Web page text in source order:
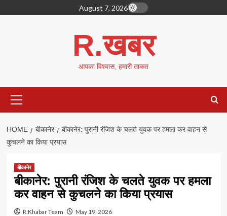
to
August 7, 2026
R.खबर
आपका विश्वास, हमारी ताकत
Menu
HOME बीकानेर
बीकानेर: पुरानी रंजिश के चलते युवक पर हमला कर वाहन से
कुचलने का किया प्रयास
बीकानेर
बीकानेर: पुरानी रंजिश के चलते युवक पर हमला
कर वाहन से कुचलने का किया प्रयास
R.Khabar Team May 19, 2026